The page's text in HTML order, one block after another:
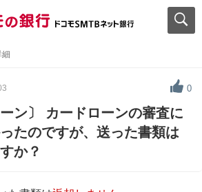
細
0
ーン〕 カードローンの審査に
たのですが、送った書類は
か？